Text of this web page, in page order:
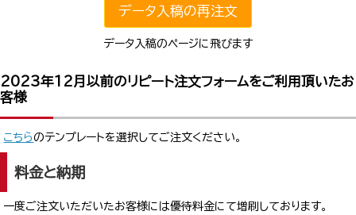
データ入稿の再注文
データ入稿のページに飛びます
2023年12月以前のリピート注文フォームをご利用頂いたお
客様
こちらのテンプレートを選択してご注文ください。
料金と納期
一度ご注文いただいたお客様には優待料金にて増刷しております。